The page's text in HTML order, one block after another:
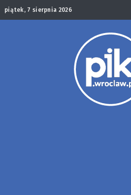
piątek, 7 sierpnia 2026